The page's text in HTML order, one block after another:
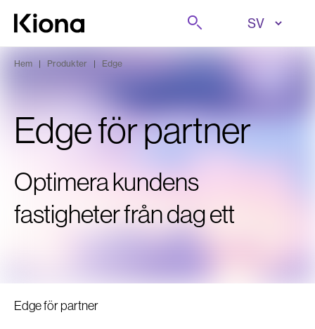
Hoppa till innehåll
Gå till hemsidan
Sök på
Hem | Produkter | Edge
Edge för partner
Optimera kundens
fastigheter från dag ett
Edge för partner